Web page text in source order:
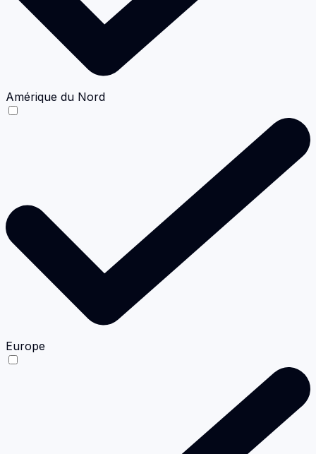
Amérique du Nord
Europe